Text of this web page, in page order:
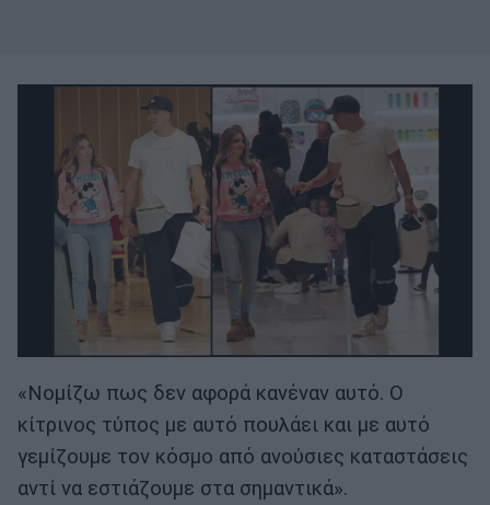
«Νομίζω πως δεν αφορά κανέναν αυτό. Ο
κίτρινος τύπος με αυτό πουλάει και με αυτό
γεμίζουμε τον κόσμο από ανούσιες καταστάσεις
αντί να εστιάζουμε στα σημαντικά».